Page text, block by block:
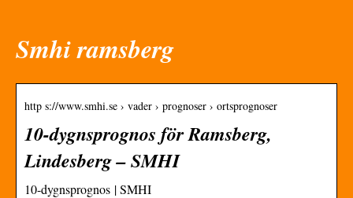
Smhi ramsberg
http s://www.smhi.se › vader › prognoser › ortsprognoser
10-dygnsprognos för Ramsberg,
Lindesberg – SMHI
10-dygnsprognos | SMHI